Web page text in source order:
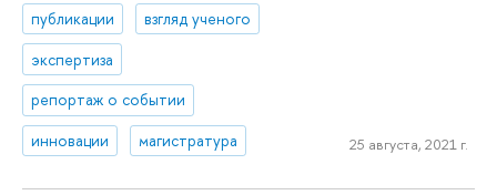
публикации
взгляд ученого
экспертиза
репортаж о событии
инновации
магистратура 25 августа, 2021 г.